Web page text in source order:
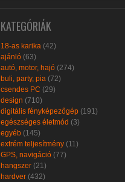
KATEGÓRIÁK
18-as karika (42)
ajánló (63)
autó, motor, hajó (274)
buli, party, pia (72)
csendes PC (29)
design (710)
digitális fényképezőgép (191)
egészséges életmód (3)
egyéb (145)
extrém teljesítmény (11)
GPS, navigáció (77)
hangszer (21)
hardver (432)